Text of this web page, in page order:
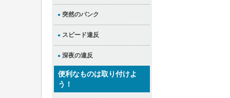
● 突然のパンク
● スピード違反
● 深夜の違反
便利なものは取り付けよ
う！